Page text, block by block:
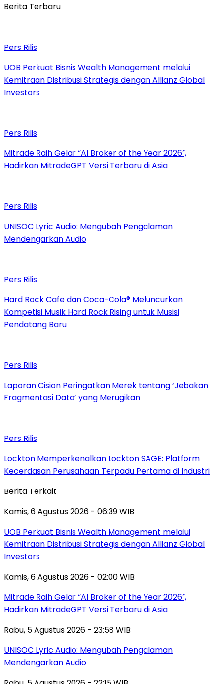
Berita Terbaru
Pers Rilis
UOB Perkuat Bisnis Wealth Management melalui
Kemitraan Distribusi Strategis dengan Allianz Global
Investors
Pers Rilis
Mitrade Raih Gelar “AI Broker of the Year 2026”,
Hadirkan MitradeGPT Versi Terbaru di Asia
Pers Rilis
UNISOC Lyric Audio: Mengubah Pengalaman
Mendengarkan Audio
Pers Rilis
Hard Rock Cafe dan Coca-Cola® Meluncurkan
Kompetisi Musik Hard Rock Rising untuk Musisi
Pendatang Baru
Pers Rilis
Laporan Cision Peringatkan Merek tentang ‘Jebakan
Fragmentasi Data’ yang Merugikan
Pers Rilis
Lockton Memperkenalkan Lockton SAGE: Platform
Kecerdasan Perusahaan Terpadu Pertama di Industri
Berita Terkait
Kamis, 6 Agustus 2026 - 06:39 WIB
UOB Perkuat Bisnis Wealth Management melalui
Kemitraan Distribusi Strategis dengan Allianz Global
Investors
Kamis, 6 Agustus 2026 - 02:00 WIB
Mitrade Raih Gelar “AI Broker of the Year 2026”,
Hadirkan MitradeGPT Versi Terbaru di Asia
Rabu, 5 Agustus 2026 - 23:58 WIB
UNISOC Lyric Audio: Mengubah Pengalaman
Mendengarkan Audio